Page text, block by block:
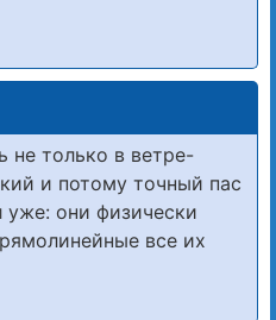
не только в ветре-
и потому точный пас
они физически
все их